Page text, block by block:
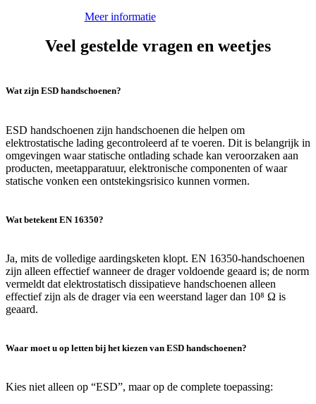
Meer informatie
Veel gestelde vragen en weetjes
Wat zijn ESD handschoenen?
ESD handschoenen zijn handschoenen die helpen om
elektrostatische lading gecontroleerd af te voeren. Dit is belangrijk in
omgevingen waar statische ontlading schade kan veroorzaken aan
producten, meetapparatuur, elektronische componenten of waar
statische vonken een ontstekingsrisico kunnen vormen.
Wat betekent EN 16350?
Ja, mits de volledige aardingsketen klopt. EN 16350-handschoenen
zijn alleen effectief wanneer de drager voldoende geaard is; de norm
vermeldt dat elektrostatisch dissipatieve handschoenen alleen
effectief zijn als de drager via een weerstand lager dan 10⁸ Ω is
geaard.
Waar moet u op letten bij het kiezen van ESD handschoenen?
Kies niet alleen op “ESD”, maar op de complete toepassing: